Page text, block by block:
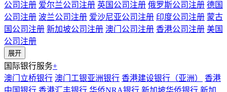
公司注册 爱尔兰公司注册 英国公司注册 俄罗斯公司注册 德国
公司注册 波兰公司注册 爱沙尼亚公司注册 印度公司注册 蒙古
国公司注册 新加坡公司注册 澳门公司注册 香港公司注册 美国
公司注册
展开
国际银行服务+
澳门立桥银行 澳门工银亚洲银行 香港建设银行（亚洲）
香港
中国银行 香港汇丰银行 华侨NRA银行 新加坡华侨银行 新加